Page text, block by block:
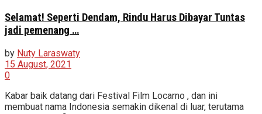
Selamat! Seperti Dendam, Rindu Harus Dibayar Tuntas
jadi pemenang …
by Nuty Laraswaty
15 August, 2021
0
Kabar baik datang dari Festival Film Locarno , dan ini
membuat nama Indonesia semakin dikenal di luar, terutama